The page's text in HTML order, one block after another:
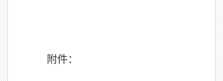
附件：